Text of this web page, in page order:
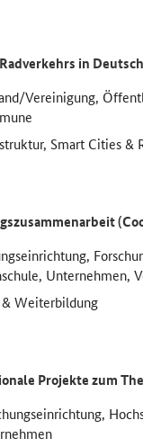
in
Vereinigung,
Smart Cities &
Unternehmen,
Weiterbildung
Projekte zum